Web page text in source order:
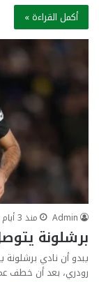
أكمل القراءة »
Admin
منذ 3 أيام
برشلونة
يبدو أن نادي
رودري، بعد أن خطف